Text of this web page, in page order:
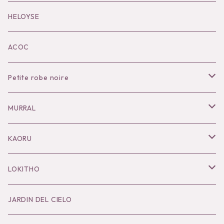
Black series
KOKO別注
HELOYSE
ACOC
Petite robe noire
Necklace
Pierce
Bracelet／Bangle
Ring
MURRAL
Outer
Tops
Bottoms
KAORU
Necklace
Pierce
LOKITHO
Tops
JARDIN DEL CIELO